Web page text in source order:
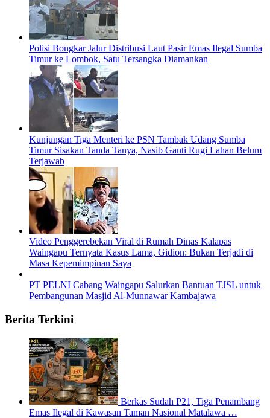
Polisi Bongkar Jalur Distribusi Laut Pasir Emas Ilegal Sumba
Timur ke Lombok, Satu Tersangka Diamankan
Kunjungan Tiga Menteri ke PSN Tambak Udang Sumba
Timur Sisakan Tanda Tanya, Nasib Ganti Rugi Lahan Belum
Terjawab
Video Penggerebekan Viral di Rumah Dinas Kalapas
Waingapu Ternyata Kasus Lama, Gidion: Bukan Terjadi di
Masa Kepemimpinan Saya
PT PELNI Cabang Waingapu Salurkan Bantuan TJSL untuk
Pembangunan Masjid Al-Munnawar Kambajawa
Berita Terkini
Berkas Sudah P21, Tiga Penambang
Emas Ilegal di Kawasan Taman Nasional Matalawa …